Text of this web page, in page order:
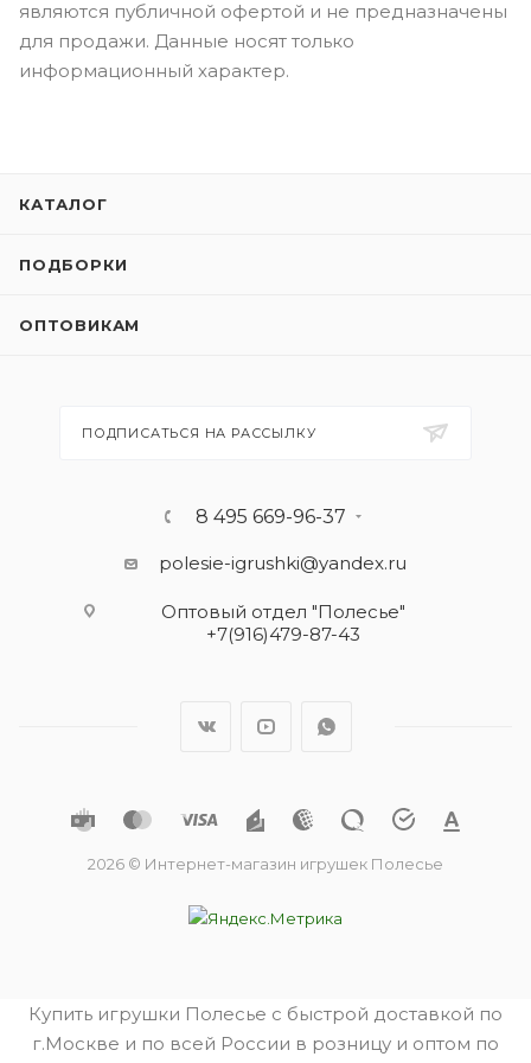
являются публичной офертой и не предназначены
для продажи. Данные носят только
информационный характер.
КАТАЛОГ
ПОДБОРКИ
ОПТОВИКАМ
ПОДПИСАТЬСЯ НА РАССЫЛКУ
8 495 669-96-37
polesie-igrushki@yandex.ru
Оптовый отдел "Полесье"
+7(916)479-87-43
2026 © Интернет-магазин игрушек Полесье
Купить игрушки Полесье с быстрой доставкой по
г.Москве и по всей России в розницу и оптом по